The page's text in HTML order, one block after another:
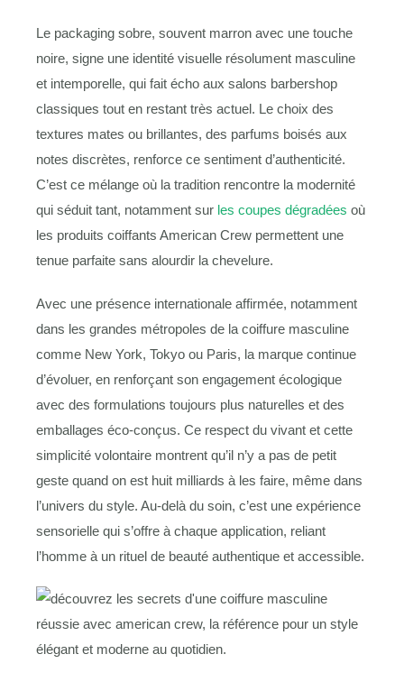
Le packaging sobre, souvent marron avec une touche
noire, signe une identité visuelle résolument masculine
et intemporelle, qui fait écho aux salons barbershop
classiques tout en restant très actuel. Le choix des
textures mates ou brillantes, des parfums boisés aux
notes discrètes, renforce ce sentiment d’authenticité.
C’est ce mélange où la tradition rencontre la modernité
qui séduit tant, notamment sur les coupes dégradées où
les produits coiffants American Crew permettent une
tenue parfaite sans alourdir la chevelure.
Avec une présence internationale affirmée, notamment
dans les grandes métropoles de la coiffure masculine
comme New York, Tokyo ou Paris, la marque continue
d’évoluer, en renforçant son engagement écologique
avec des formulations toujours plus naturelles et des
emballages éco-conçus. Ce respect du vivant et cette
simplicité volontaire montrent qu’il n’y a pas de petit
geste quand on est huit milliards à les faire, même dans
l’univers du style. Au-delà du soin, c’est une expérience
sensorielle qui s’offre à chaque application, reliant
l’homme à un rituel de beauté authentique et accessible.